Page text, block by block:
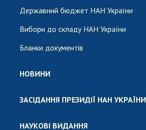
Державний бюджет НАН України
Вибори до складу НАН України
Бланки документів
НОВИНИ
ЗАСІДАННЯ ПРЕЗИДІЇ НАН УКРАЇНИ
НАУКОВІ ВИДАННЯ